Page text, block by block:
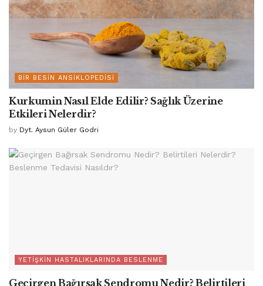
BIR BESIN ANSIKLOPEDISI
Kurkumin Nasıl Elde Edilir? Sağlık Üzerine
Etkileri Nelerdir?
by Dyt. Aysun Güler Godri
YETIŞKIN HASTALIKLARINDA BESLENME
Geçirgen Bağırsak Sendromu Nedir? Belirtileri